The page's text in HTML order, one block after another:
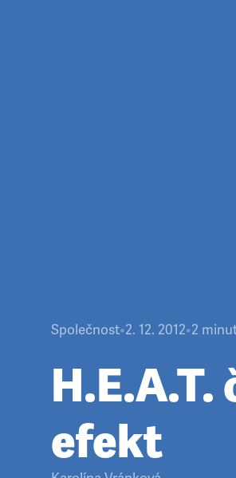
Společnost•2. 12. 2012•2
H.E.A.T.
efekt